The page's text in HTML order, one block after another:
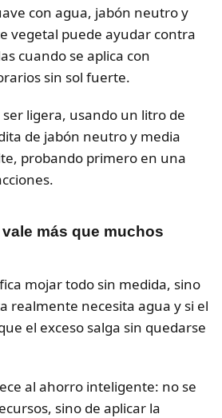
con agua, jabón neutro y
vegetal puede ayudar contra
cuando se aplica con
sin sol fuerte.
ligera, usando un litro de
de jabón neutro y media
probando primero en una
más que muchos
mojar todo sin medida, sino
realmente necesita agua y si el
el exceso salga sin quedarse
al ahorro inteligente: no se
sino de aplicar la